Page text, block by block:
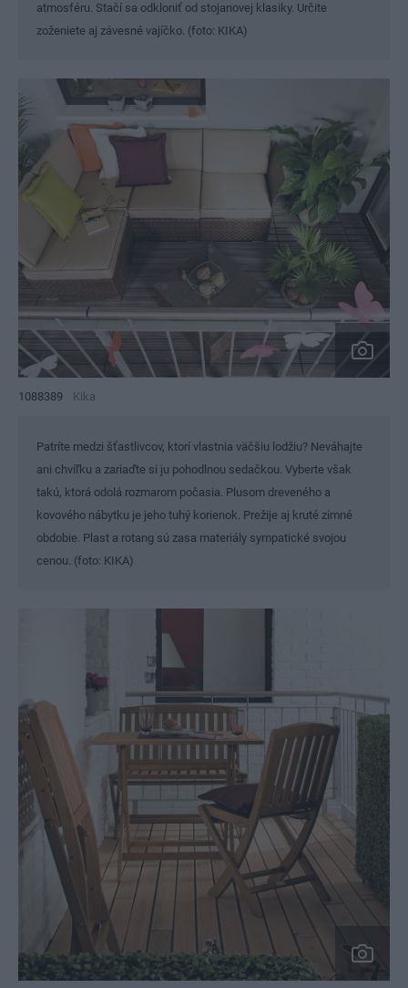
atmosféru. Stačí sa odkloniť od stojanovej klasiky. Určite
zoženiete aj závesné vajíčko. (foto: KIKA)
1088389 Kika
Patríte medzi šťastlivcov, ktorí vlastnia väčšiu lodžiu? Neváhajte
ani chvíľku a zariaďte si ju pohodlnou sedačkou. Vyberte však
takú, ktorá odolá rozmarom počasia. Plusom dreveného a
kovového nábytku je jeho tuhý korienok. Prežije aj kruté zimné
obdobie. Plast a rotang sú zasa materiály sympatické svojou
cenou. (foto: KIKA)